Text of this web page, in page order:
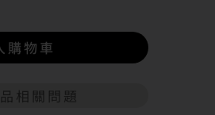
相關問題
購物車